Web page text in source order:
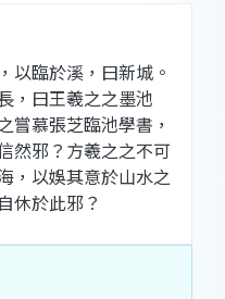
， 以臨於溪 ， 曰新城 。
， 曰王羲之之墨池
嘗慕張芝臨池學書 ，
然邪？ 方羲之之不可
， 以娛其意於山水之
自休於此邪？